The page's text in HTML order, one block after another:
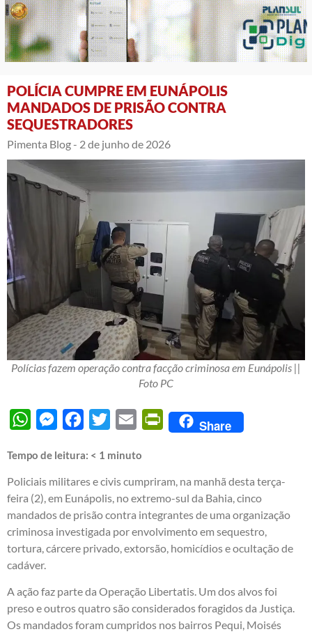
POLÍCIA CUMPRE EM EUNÁPOLIS
MANDADOS DE PRISÃO CONTRA
SEQUESTRADORES
Pimenta Blog - 2 de junho de 2026
Polícias fazem operação contra facção criminosa em Eunápolis ||
Foto PC
WhatsAppMessengerFacebook
Twitter Email PrintFriendly
Share
Tempo de leitura: < 1 minuto
Policiais militares e civis cumpriram, na manhã desta terça-
feira (2), em Eunápolis, no extremo-sul da Bahia, cinco
mandados de prisão contra integrantes de uma organização
criminosa investigada por envolvimento em sequestro,
tortura, cárcere privado, extorsão, homicídios e ocultação de
cadáver.
A ação faz parte da Operação Libertatis. Um dos alvos foi
preso e outros quatro são considerados foragidos da Justiça.
Os mandados foram cumpridos nos bairros Pequi, Moisés